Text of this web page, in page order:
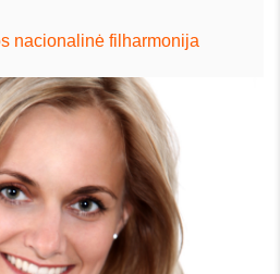
nacionalinė filharmonija